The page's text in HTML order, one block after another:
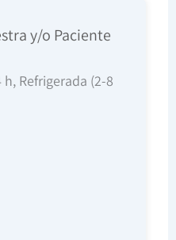
y/o Paciente
h, Refrigerada (2-8